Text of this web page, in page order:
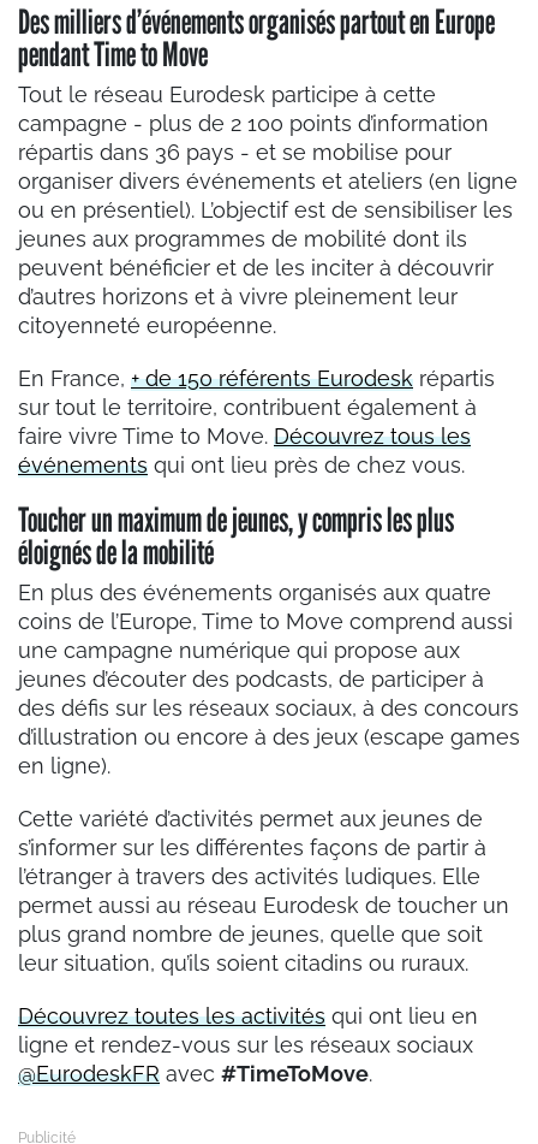
Des milliers d’événements organisés partout en Europe
pendant Time to Move
Tout le réseau Eurodesk participe à cette
campagne - plus de 2 100 points d’information
répartis dans 36 pays - et se mobilise pour
organiser divers événements et ateliers (en ligne
ou en présentiel). L’objectif est de sensibiliser les
jeunes aux programmes de mobilité dont ils
peuvent bénéficier et de les inciter à découvrir
d’autres horizons et à vivre pleinement leur
citoyenneté européenne.
En France, + de 150 référents Eurodesk répartis
sur tout le territoire, contribuent également à
faire vivre Time to Move. Découvrez tous les
événements qui ont lieu près de chez vous.
Toucher un maximum de jeunes, y compris les plus
éloignés de la mobilité
En plus des événements organisés aux quatre
coins de l’Europe, Time to Move comprend aussi
une campagne numérique qui propose aux
jeunes d’écouter des podcasts, de participer à
des défis sur les réseaux sociaux, à des concours
d’illustration ou encore à des jeux (escape games
en ligne).
Cette variété d’activités permet aux jeunes de
s’informer sur les différentes façons de partir à
l’étranger à travers des activités ludiques. Elle
permet aussi au réseau Eurodesk de toucher un
plus grand nombre de jeunes, quelle que soit
leur situation, qu’ils soient citadins ou ruraux.
Découvrez toutes les activités qui ont lieu en
ligne et rendez-vous sur les réseaux sociaux
@EurodeskFR avec #TimeToMove.